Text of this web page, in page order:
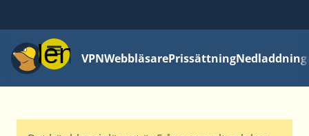
MenyVPNWebbläsarePrissättning